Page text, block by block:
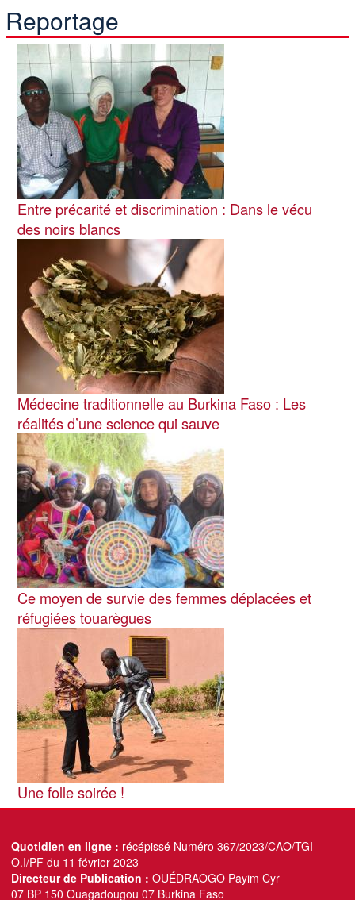
Reportage
Image
Entre précarité et discrimination : Dans le vécu
des noirs blancs
Médecine traditionnelle au Burkina Faso : Les
réalités d’une science qui sauve
Image
Ce moyen de survie des femmes déplacées et
réfugiées touarègues
Image
Une folle soirée !
Quotidien en ligne : récépissé Numéro 367/2023/CAO/TGI-
O.I/PF du 11 février 2023
Directeur de Publication : OUÉDRAOGO Payim Cyr
07 BP 150 Ouagadougou 07 Burkina Faso